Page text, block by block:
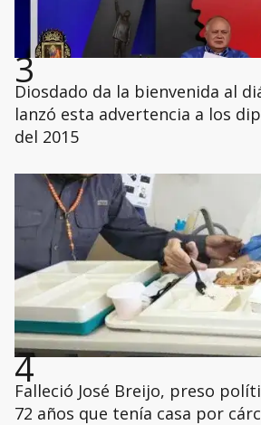
3
Diosdado da la bienvenida al
lanzó esta advertencia a los
del 2015
4
Falleció José Breijo, preso
72 años que tenía casa por